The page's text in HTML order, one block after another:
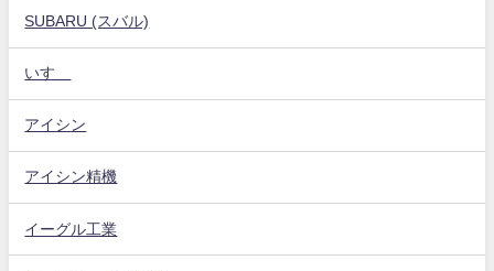
SUBARU (スバル)
いすゞ
アイシン
アイシン精機
イーグル工業